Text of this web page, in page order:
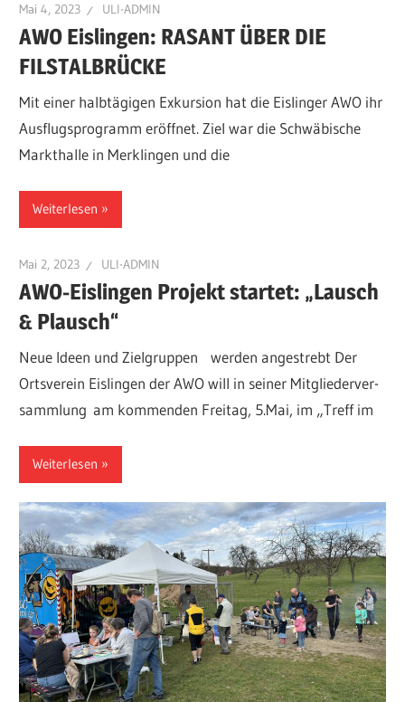
Mai 4, 2023 ULI-ADMIN
AWO Eislingen: RASANT ÜBER DIE
FILSTALBRÜCKE
Mit einer halbtägigen Exkursion hat die Eislinger AWO ihr
Ausflugsprogramm eröffnet. Ziel war die Schwäbische
Markthalle in Merklingen und die
Weiterlesen
Mai 2, 2023 ULI-ADMIN
AWO-Eislingen Projekt startet: „Lausch
& Plausch“
Neue Ideen und Zielgruppen werden angestrebt Der
Ortsverein Eislingen der AWO will in seiner Mitgliederver-
sammlung am kommenden Freitag, 5.Mai, im „Treff im
Weiterlesen